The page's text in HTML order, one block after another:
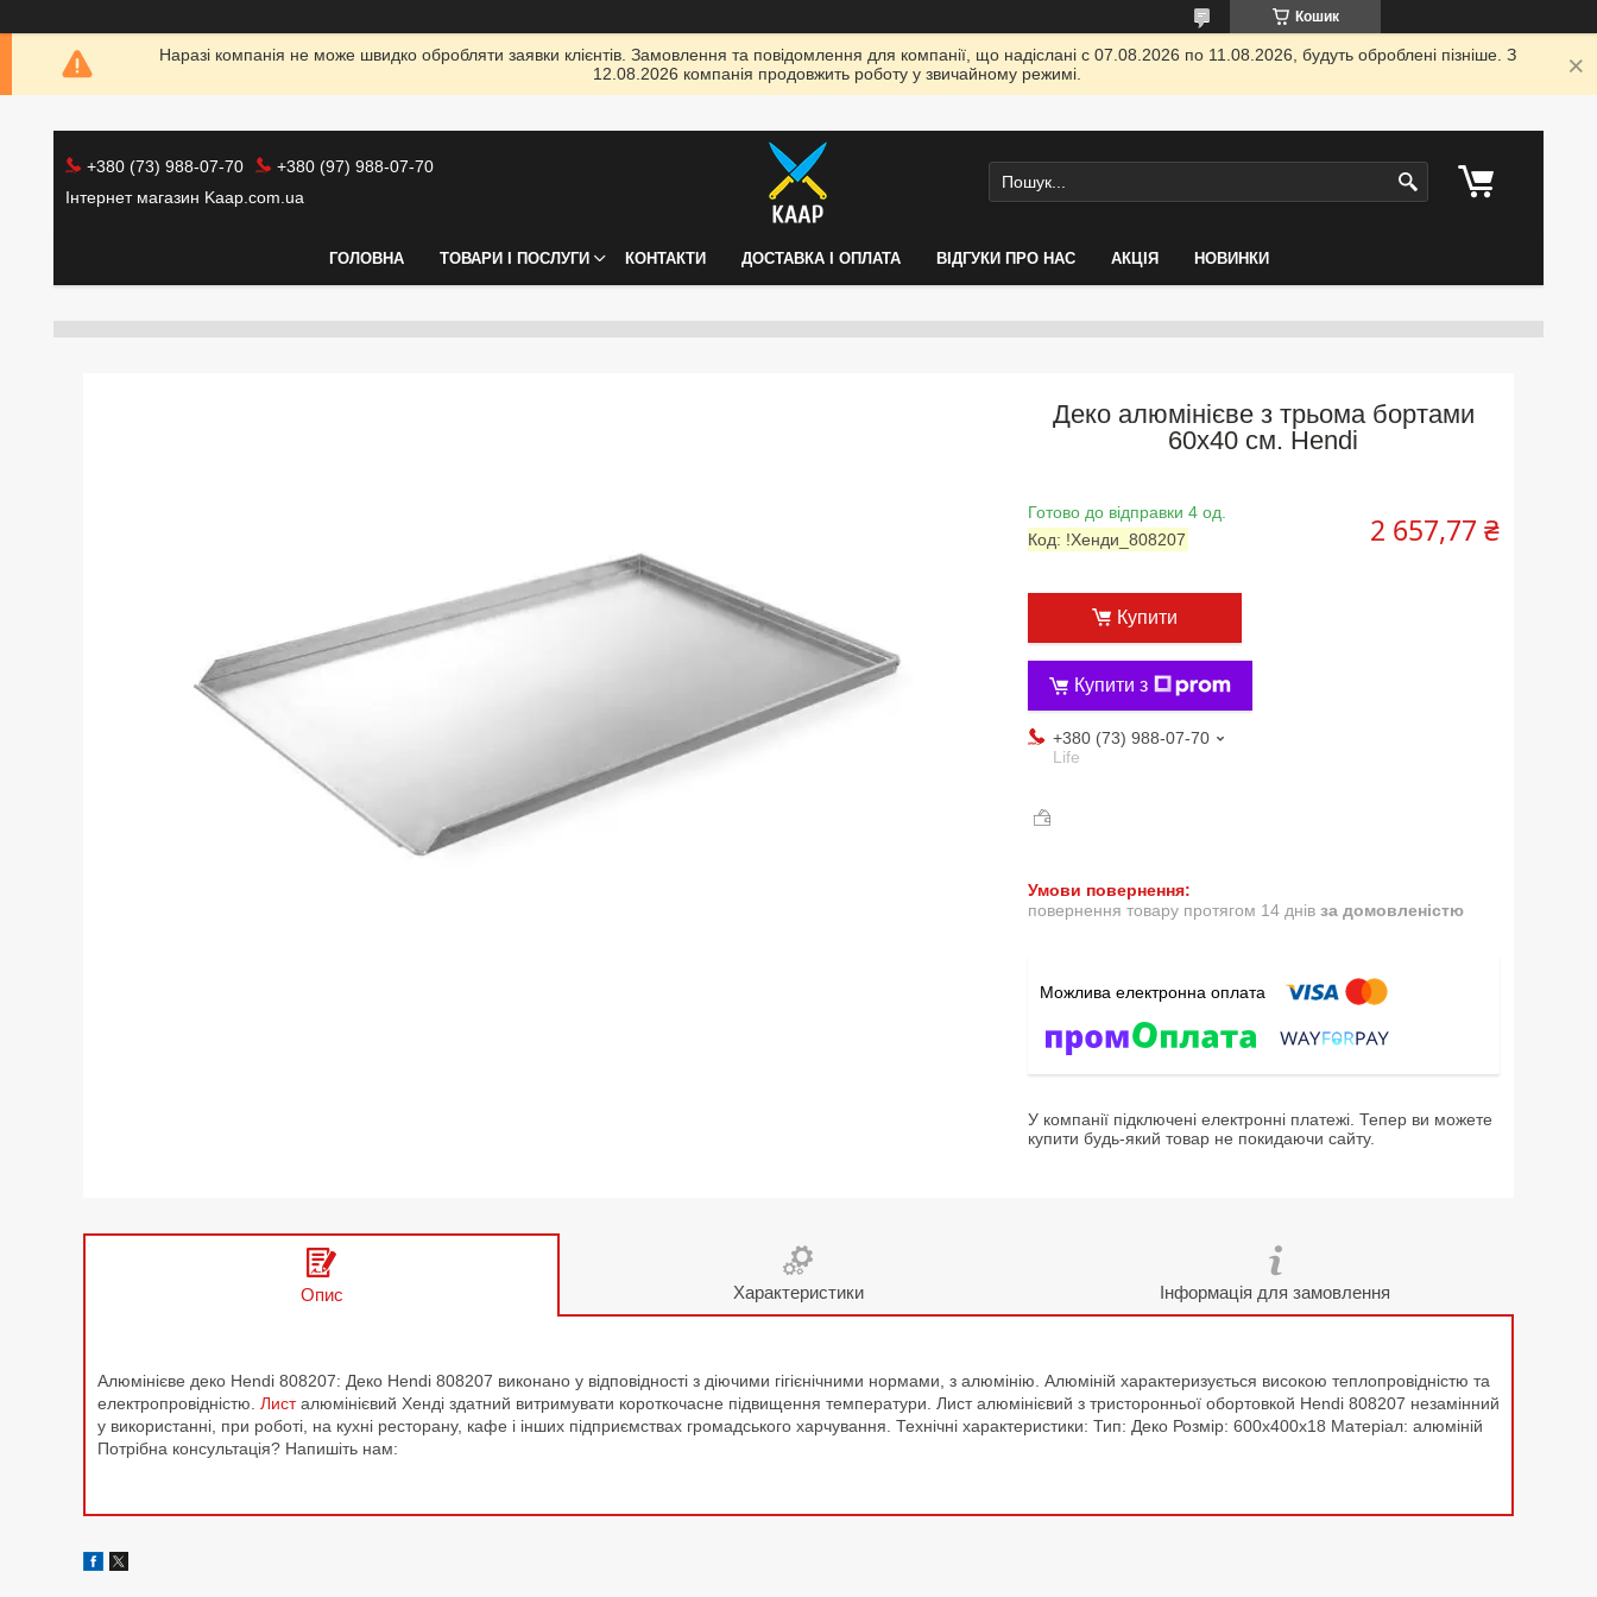
Кошик
Наразі компанія не може швидко обробляти заявки клієнтів. Замовлення та повідомлення для компанії, що надіслані с 07.08.2026 по 11.08.2026, будуть оброблені пізніше. З
12.08.2026 компанія продовжить роботу у звичайному режимі.
+380 (73) 988-07-70
+380 (97) 988-07-70
Інтернет магазин Kaap.com.ua
ГОЛОВНА ТОВАРИ І ПОСЛУГИ КОНТАКТИ ДОСТАВКА І ОПЛАТА ВІДГУКИ ПРО НАС АКЦІЯ НОВИНКИ
Деко алюмінієве з трьома бортами
60х40 см. Hendi
Готово до відправки 4 од.
Код: !Хенди_808207 2 657,77 ₴
Купити
Купити з
+380 (73) 988-07-70
Life
повернення товару протягом 14 днів за домовленістю
У компанії підключені електронні платежі. Тепер ви можете
купити будь-який товар не покидаючи сайту.
Опис Характеристики Інформація для замовлення
Алюмінієве деко Hendi 808207: Деко Hendi 808207 виконано у відповідності з діючими гігієнічними нормами, з алюмінію. Алюміній характеризується високою теплопровідністю та
електропровідністю. Листалюмінієвий Хенді здатний витримувати короткочасне підвищення температури. Лист алюмінієвий з тристоронньої обортовкой Hendi 808207 незамінний
у використанні, при роботі, на кухні ресторану, кафе і інших підприємствах громадського харчування. Технічні характеристики: Тип: Деко Розмір: 600х400х18 Матеріал: алюміній
Потрібна консультація? Напишіть нам: